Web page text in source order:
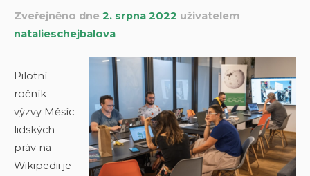
Zveřejněno dne 2. srpna 2022 uživatelem
natalieschejbalova
Pilotní
ročník
výzvy Měsíc
lidských
práv na
Wikipedii je